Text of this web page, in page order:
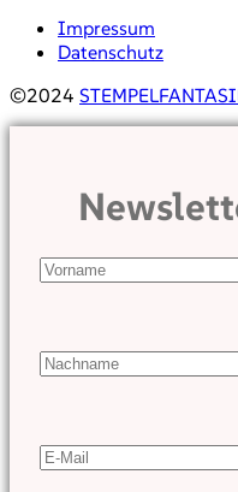
Impressum
Datenschutz
©2024